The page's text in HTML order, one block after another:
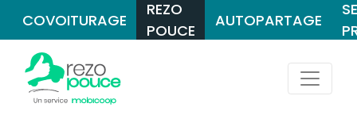
COVOITURAGE
REZO
POUCE
AUTOPARTAGE